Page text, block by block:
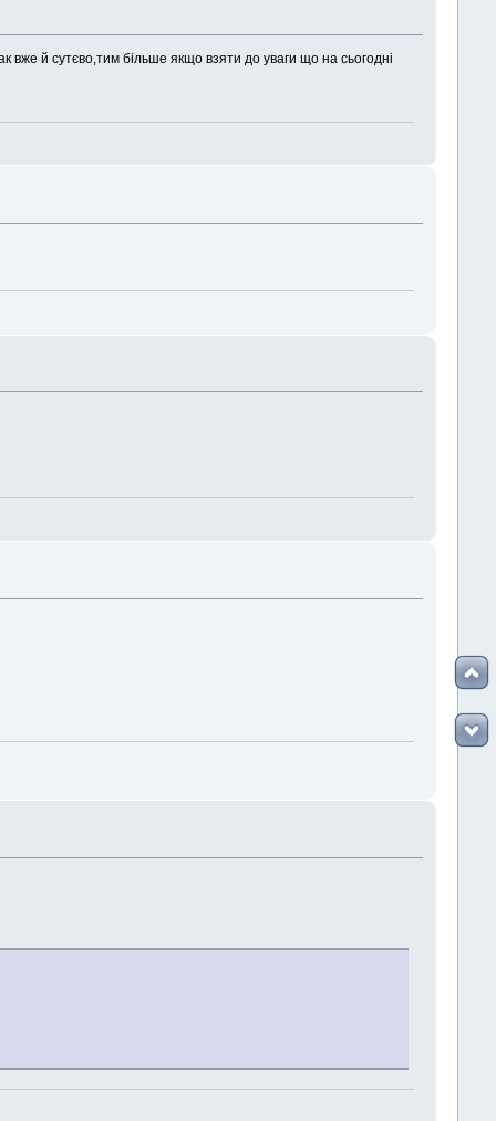
й сутєво,тим більше якщо взяти до уваги що на сьогодні